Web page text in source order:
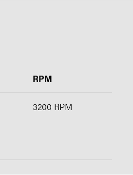
RPM
3200 RPM